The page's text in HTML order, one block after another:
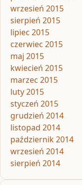
wrzesień 2015
sierpień 2015
lipiec 2015
czerwiec 2015
maj 2015
kwiecień 2015
marzec 2015
luty 2015
styczeń 2015
grudzień 2014
listopad 2014
październik 2014
wrzesień 2014
sierpień 2014